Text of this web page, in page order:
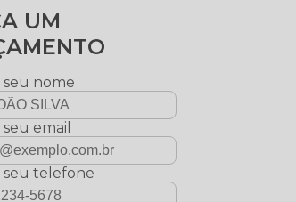
UM
seu nome
email
seu telefone